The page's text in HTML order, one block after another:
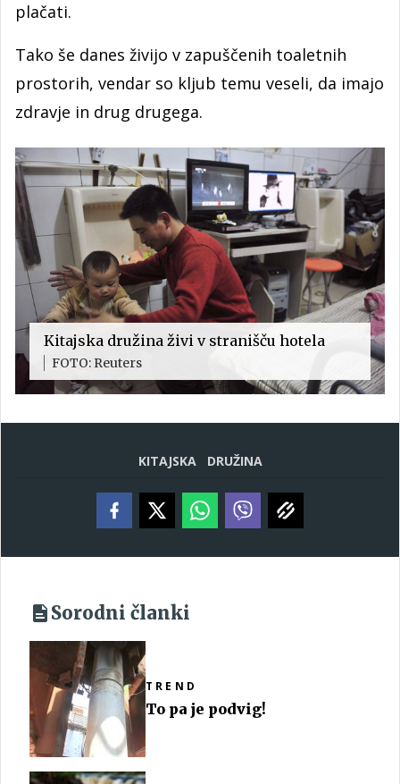
plačati.
Tako še danes živijo v zapuščenih toaletnih
prostorih, vendar so kljub temu veseli, da imajo
zdravje in drug drugega.
Kitajska družina živi v stranišču hotela
FOTO: Reuters
KITAJSKA DRUŽINA
Sorodni članki
TREND
To pa je podvig!